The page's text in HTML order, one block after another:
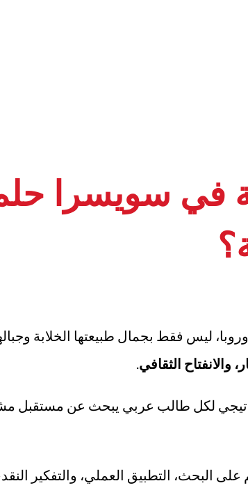
في سويسرا
ليس فقط بجمال طبيعتها الخلابة
والانفتاح الثقافي
لكل طالب عربي يبحث عن مستقبل
على البحث، التطبيق العملي، والتفكير